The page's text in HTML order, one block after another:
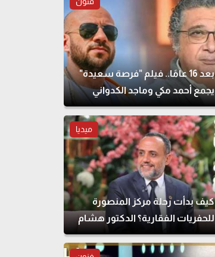
بعد 16 عامًا.. فيلم "فرصة سعيدة"
يجمع أحمد مكي وماجد الكدواني
مجددًا
ميديا
كيف بدأت رحلة مركز المنصورة
للحفريات الفقارية؟ الدكتور هشام
سلام يوضح